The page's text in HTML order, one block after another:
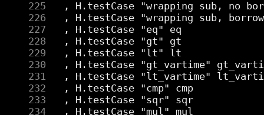
    225
    226
    227
    228
    229
    230
    231
    232
    233
    234